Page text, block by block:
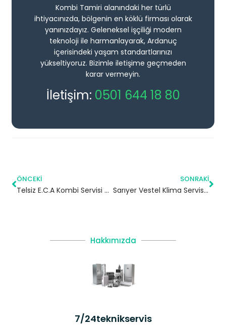
Kombi Tamiri alanındaki her türlü
ihtiyacınızda, bölgenin en köklü firması olarak
yanınızdayız. Geleneksel işçiliği modern
teknoloji ile harmanlayarak, Ardanuç
içerisindeki yaşam standartlarınızı
yükseltiyoruz. Bizimle iletişime geçmeden
karar vermeyin.
İletişim: 0501 644 18 80
ÖNCEKI
Telsiz E.C.A Kombi Servisi – Zeytinburnu Yetkili Servis
SONRAKI
Sarıyer Vestel Klima Servisi – 7/24 Klima Tamiri – Klima Bakımı
Hakkımızda
7/24teknikservis